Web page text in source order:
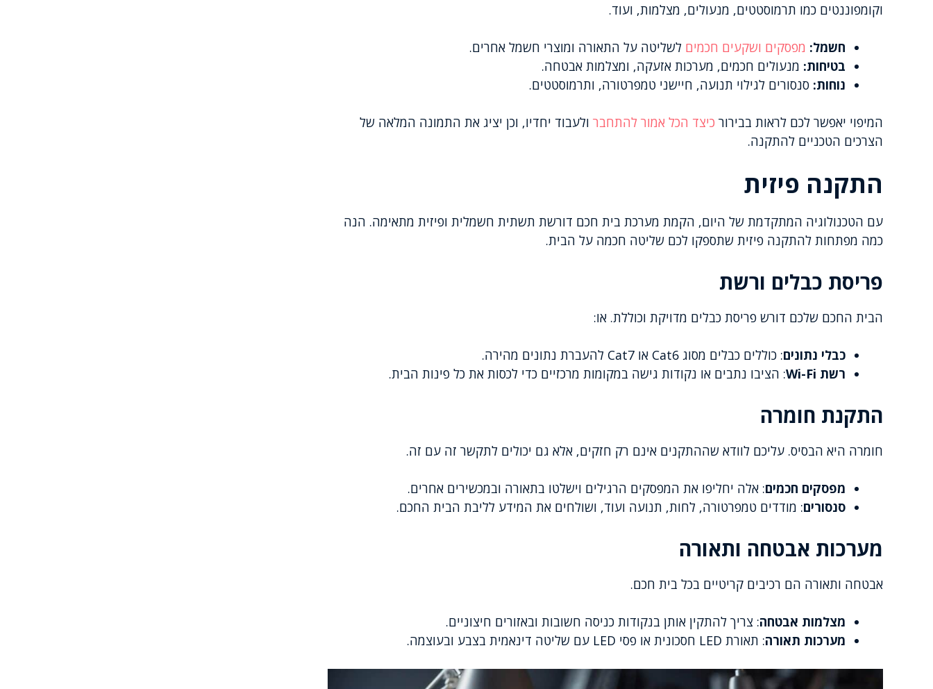
וקומפוננטים כמו תרמוסטטים, מנעולים, מצלמות, ועוד.
חשמל: מפסקים ושקעים חכמים לשליטה על התאורה ומוצרי חשמל אחרים.
בטיחות: מנעולים חכמים, מערכות אזעקה, ומצלמות אבטחה.
נוחות: סנסורים לגילוי תנועה, חיישני טמפרטורה, ותרמוסטטים.
המיפוי יאפשר לכם לראות בבירור כיצד הכל אמור להתחבר ולעבוד יחדיו, וכן יציג את התמונה המלאה של
הצרכים הטכניים להתקנה.
התקנה פיזית
עם הטכנולוגיה המתקדמת של היום, הקמת מערכת בית חכם דורשת תשתית חשמלית ופיזית מתאימה. הנה
כמה מפתחות להתקנה פיזית שתספקו לכם שליטה חכמה על הבית.
פריסת כבלים ורשת
הבית החכם שלכם דורש פריסת כבלים מדויקת וכוללת. או:
כבלי נתונים: כוללים כבלים מסוג Cat6 או Cat7 להעברת נתונים מהירה.
רשת Wi-Fi
: הציבו נתבים או נקודות גישה במקומות מרכזיים כדי לכסות את כל פינות הבית.
התקנת חומרה
חומרה היא הבסיס. עליכם לוודא שההתקנים אינם רק חזקים, אלא גם יכולים לתקשר זה עם זה.
מפסקים חכמים: אלה יחליפו את המפסקים הרגילים וישלטו בתאורה ובמכשירים אחרים.
סנסורים: מודדים טמפרטורה, לחות, תנועה ועוד, ושולחים את המידע לליבת הבית החכם.
מערכות אבטחה ותאורה
אבטחה ותאורה הם רכיבים קריטיים בכל בית חכם.
מצלמות אבטחה: צריך להתקין אותן בנקודות כניסה חשובות ובאזורים חיצוניים.
מערכות תאורה: תאורת LED חסכונית או פסי LED עם שליטה דינאמית בצבע ובעוצמה.